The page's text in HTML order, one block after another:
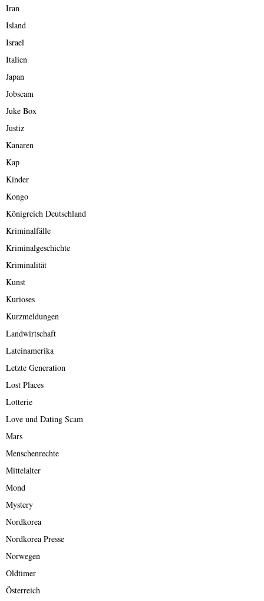
Iran
Island
Israel
Italien
Japan
Jobscam
Juke Box
Justiz
Kanaren
Kap
Kinder
Kongo
Königreich Deutschland
Kriminalfälle
Kriminalgeschichte
Kriminalität
Kunst
Kurioses
Kurzmeldungen
Landwirtschaft
Lateinamerika
Letzte Generation
Lost Places
Lotterie
Love und Dating Scam
Mars
Menschenrechte
Mittelalter
Mond
Mystery
Nordkorea
Nordkorea Presse
Norwegen
Oldtimer
Österreich